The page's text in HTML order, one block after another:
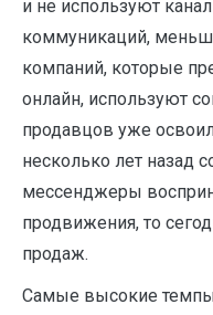
и не используют
коммуникаций,
компаний, которые
онлайн, используют
продавцов уже
несколько лет назад
мессенджеры
продвижения, то
продаж.
Самые высокие